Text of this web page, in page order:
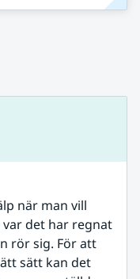
när man vill
var det har regnat
rör sig. För att
sätt kan det